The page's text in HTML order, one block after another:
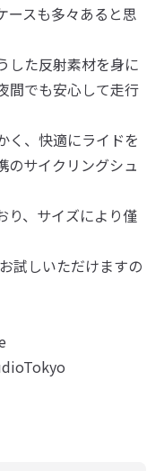
ースも多々あると思
した反射素材を身に
間でも安心して走行
く、快適にライドを
のサイクリングシュ
り、サイズにより僅
試しいただけますの